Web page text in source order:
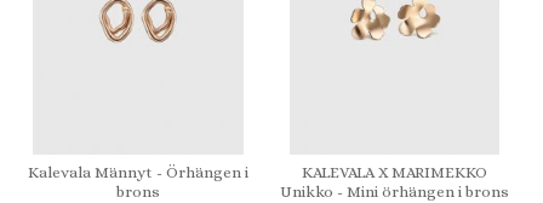
Kalevala Männyt - Örhängen i
brons
KALEVALA X MARIMEKKO
Unikko - Mini örhängen i brons